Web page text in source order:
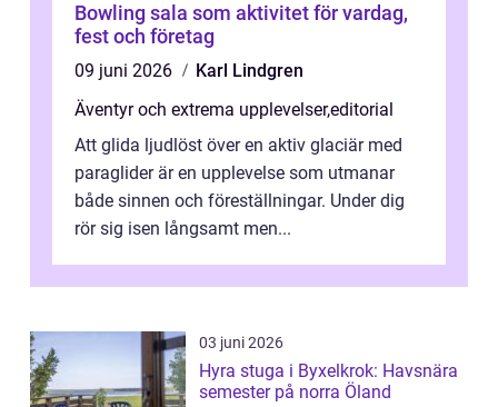
Bowling sala som aktivitet för vardag,
fest och företag
09 juni 2026
Karl Lindgren
Äventyr och extrema upplevelser,editorial
Att glida ljudlöst över en aktiv glaciär med
paraglider är en upplevelse som utmanar
både sinnen och föreställningar. Under dig
rör sig isen långsamt men...
03 juni 2026
Hyra stuga i Byxelkrok: Havsnära
semester på norra Öland